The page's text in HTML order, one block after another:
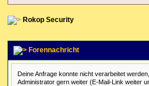
Rokop Security
Forennachricht
Deine Anfrage konnte nicht verarbeitet
Administrator gern weiter (E-Mail-Link weiter